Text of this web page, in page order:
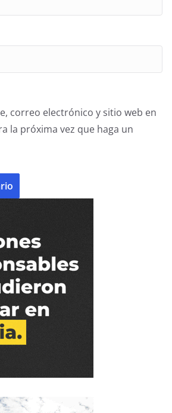
correo electrónico y sitio web en
la próxima vez que haga un